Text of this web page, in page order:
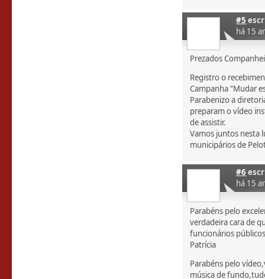
#5
há 15
Prezados
Registro o
Campanha “Mudar
Parabenizo a
preparam o vídeo
de assistir.
Vamos juntos nesta
municipários de
#6
há 15
Parabéns pelo
verdadeira cara de
funcionários
Patrícia
Parabéns pelo
música de